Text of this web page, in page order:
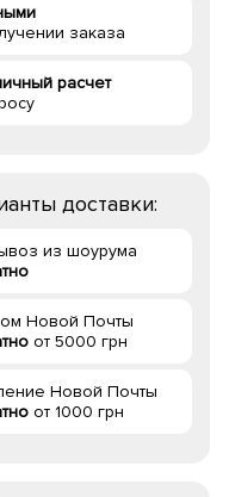
заказа
расчет
доставки:
из шоурума
Новой Почты
от 5000 грн
Новой Почты
от 1000 грн